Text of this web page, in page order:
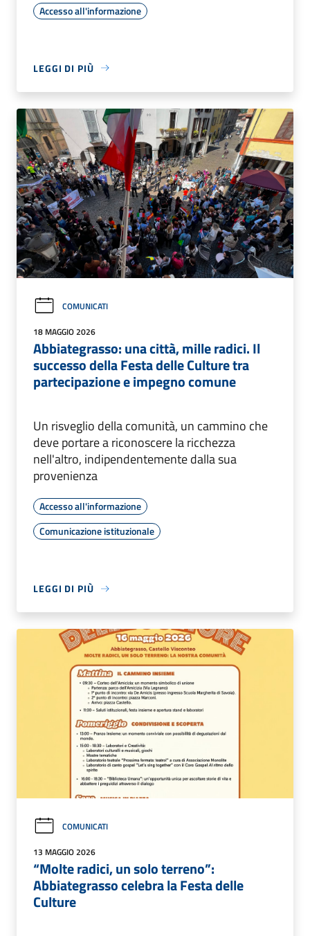
Accesso all'informazione
LEGGI DI PIÙ
COMUNICATI
18 MAGGIO 2026
Abbiategrasso: una città, mille radici. Il
successo della Festa delle Culture tra
partecipazione e impegno comune
Un risveglio della comunità, un cammino che
deve portare a riconoscere la ricchezza
nell'altro, indipendentemente dalla sua
provenienza
Accesso all'informazione
Comunicazione istituzionale
LEGGI DI PIÙ
COMUNICATI
13 MAGGIO 2026
“Molte radici, un solo terreno”:
Abbiategrasso celebra la Festa delle
Culture